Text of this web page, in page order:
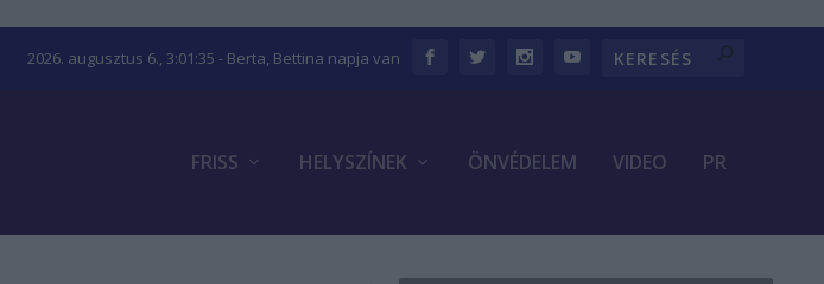
2026. augusztus 6., 3:01:36 - Berta, Bettina napja van
FRISS HELYSZÍNEK ÖNVÉDELEM VIDEO PR